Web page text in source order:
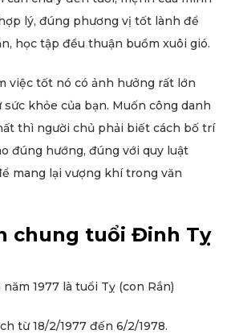
lý, đúng phương vị tốt lành để
học tập đều thuận buồm xuôi gió.
việc tốt nó có ảnh hưởng rất lớn
khỏe của bạn. Muốn công danh
thì người chủ phải biết cách bố trí
đúng hướng, đúng với quy luật
mang lại vượng khí trong văn
chung tuổi Đinh Tỵ
1977 là tuổi Tỵ (con Rắn)
từ 18/2/1977 đến 6/2/1978.